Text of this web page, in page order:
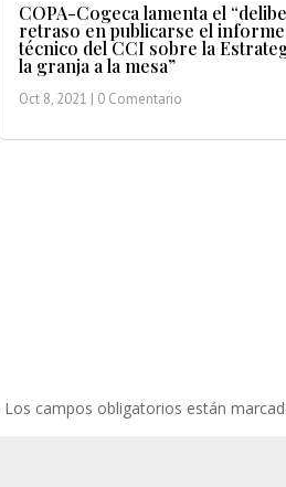
COPA-Cogeca lamenta el
retraso en publicarse el informe
técnico del CCI sobre la
la granja a la mesa”
Oct 8, 2021 | 0 Comentario
Los campos obligatorios están